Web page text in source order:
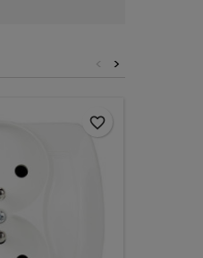
>
<
favorite_border